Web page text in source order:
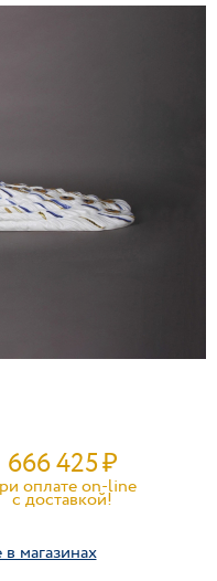
666 425₽
оплате on-line
c доставкой!
магазинах